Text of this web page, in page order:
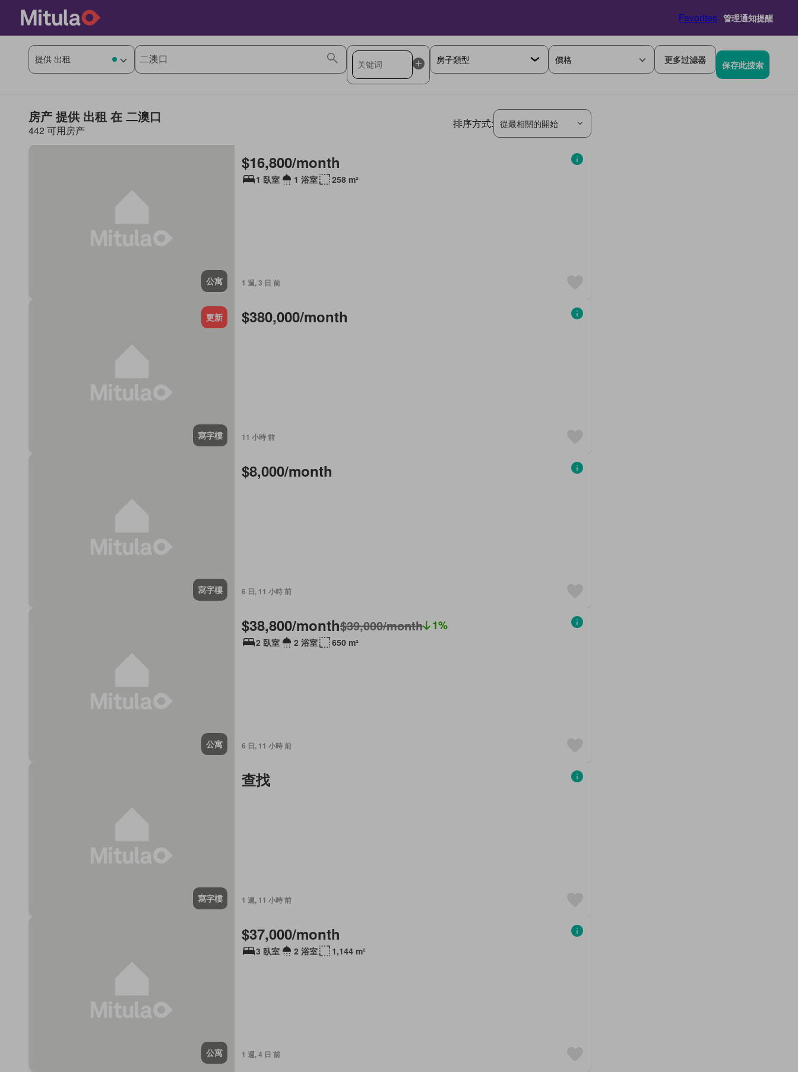
Favorites 管理通知提醒
價格 更多过滤器 保存此搜索
房产 提供 出租 在 二澳口
442 可用房产
排序方式: 從最相關的開始
公寓
$16,800/month
1 臥室 1 浴室 258 m²
1 週, 3 日 前
更新
寫字樓
$380,000/month
11 小時 前
寫字樓
$8,000/month
6 日, 11 小時 前
公寓
$38,800/month$39,000/month 1%
2 臥室 2 浴室 650 m²
6 日, 11 小時 前
寫字樓
查找
1 週, 11 小時 前
公寓
$37,000/month
3 臥室 2 浴室 1,144 m²
1 週, 4 日 前